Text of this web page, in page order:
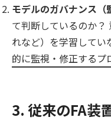
モデルのガバナンス（
て判断しているのか
れなど）を学習してい
的に監視・修正するプ
3. 従来のFA装